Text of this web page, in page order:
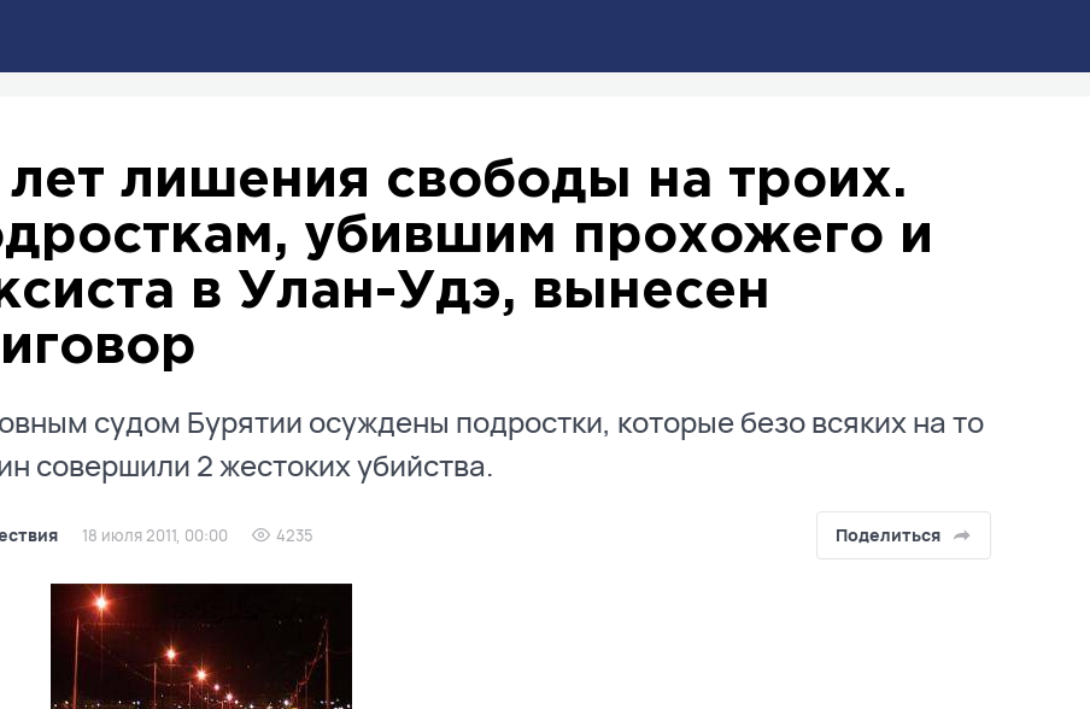
лет лишения свободы на троих.
убившим прохожего и
в Улан-Удэ, вынесен
судом Бурятии осуждены подростки, которые безо всяких на то
совершили 2 жестоких убийства.
18 июля 2011, 00:00 4235 Поделиться